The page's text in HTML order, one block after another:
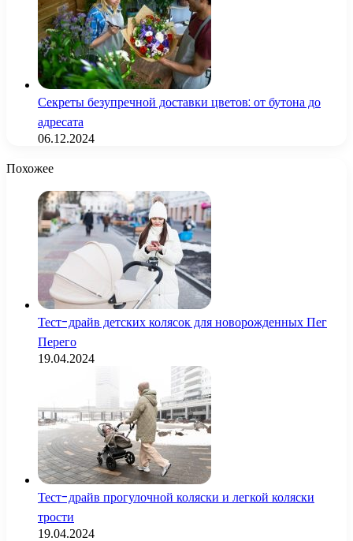
Секреты безупречной доставки цветов: от бутона до
адресата
06.12.2024
Похожее
Тест-драйв детских колясок для новорожденных Пег
Перего
19.04.2024
Тест-драйв прогулочной коляски и легкой коляски
трости
19.04.2024